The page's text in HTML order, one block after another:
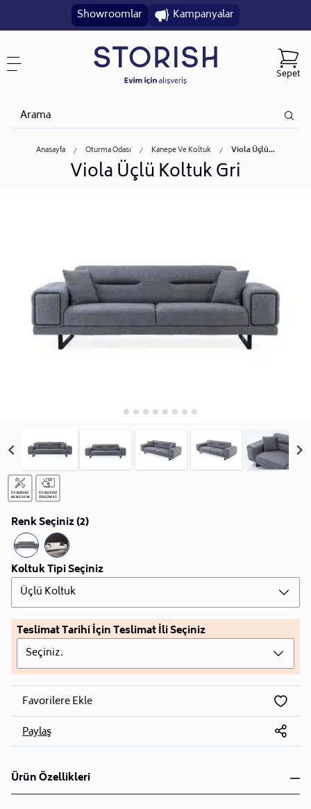
Showroomlar Kampanyalar
Sepet
Anasayfa Oturma Odası Kanepe Ve Koltuk Viola Üçlü...
Viola Üçlü Koltuk Gri
Renk Seçiniz (2)
Koltuk Tipi Seçiniz
Üçlü Koltuk
Teslimat Tarihi İçin Teslimat İli Seçiniz
Seçiniz.
Favorilere Ekle
Paylaş
Ürün Özellikleri